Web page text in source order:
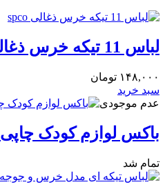
لباس 11 تیکه خرس ذغالی spco
۱۴۸,۰۰۰ تومان
سبد خرید
عدم موجودی
باکس لوازم کودک چاپی Bliss baby
تمام شد